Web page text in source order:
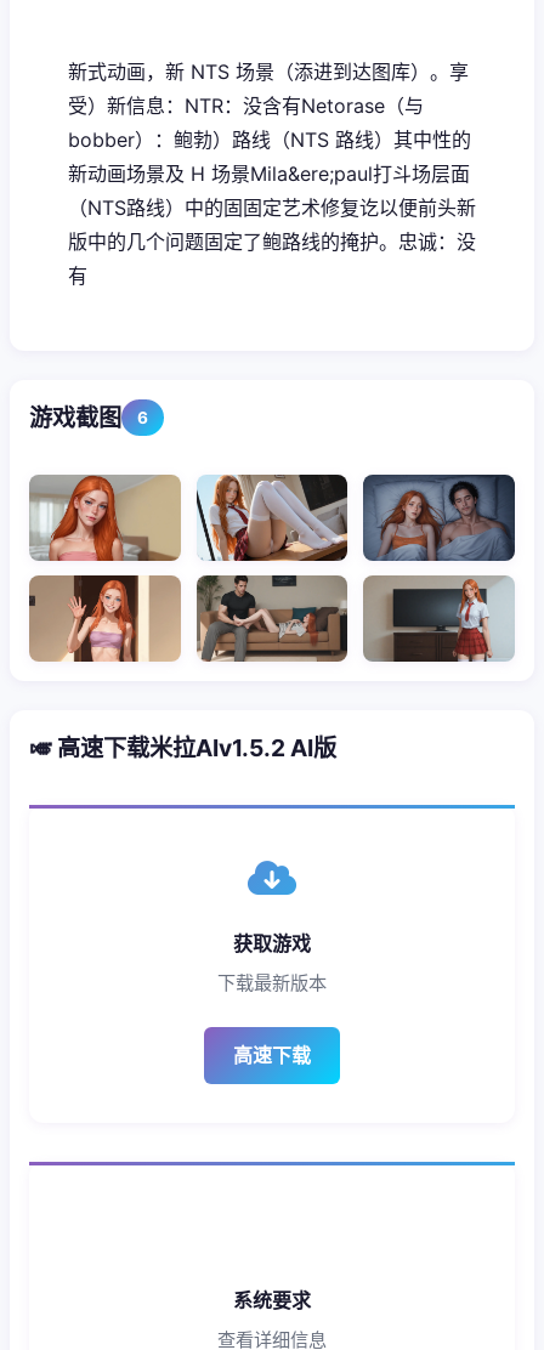
新式动画，新 NTS 场景（添进到达图库）。享
受）新信息：NTR：没含有Netorase（与
bobber）：鲍勃）路线（NTS 路线）其中性的
新动画场景及 H 场景Mila&ere;paul打斗场层面
（NTS路线）中的固固定艺术修复讫以便前头新
版中的几个问题固定了鲍路线的掩护。忠诚：没
有
游戏截图 6
🎺 高速下载米拉AIv1.5.2 AI版
获取游戏
下载最新版本
高速下载
系统要求
查看详细信息